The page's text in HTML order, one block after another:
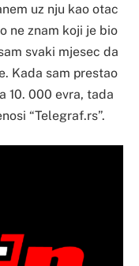
uz nju kao otac
ne znam koji je bio
svaki mjesec da
Kada sam prestao
10. 000 evra, tada
“Telegraf.rs”.